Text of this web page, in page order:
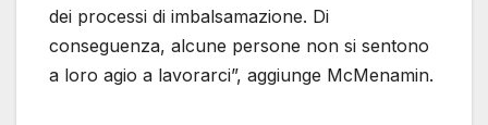
dei processi di imbalsamazione. Di
conseguenza, alcune persone non si sentono
a loro agio a lavorarci”, aggiunge McMenamin.